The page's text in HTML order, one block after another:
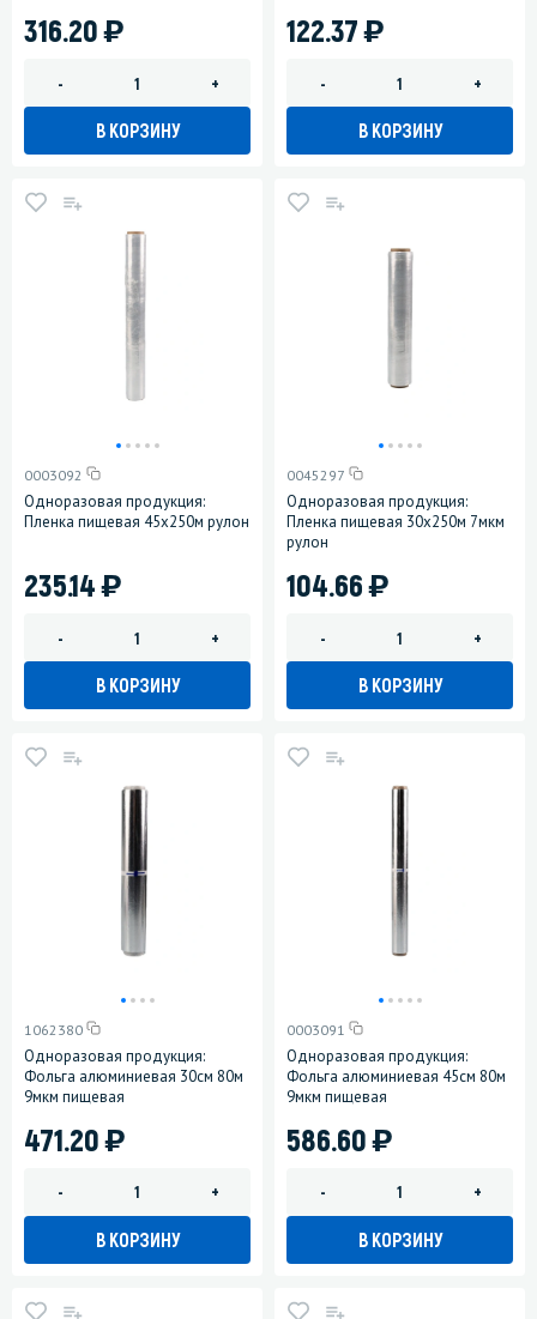
316.20)
- +
В КОРЗИНУ
122.37)
- +
В КОРЗИНУ
0003092
Одноразовая продукция:
Пленка пищевая 45х250м рулон
235.14)
- +
В КОРЗИНУ
0045297
Одноразовая продукция:
Пленка пищевая 30х250м 7мкм
рулон
104.66)
- +
В КОРЗИНУ
1062380
Одноразовая продукция:
Фольга алюминиевая 30см 80м
9мкм пищевая
471.20)
- +
В КОРЗИНУ
0003091
Одноразовая продукция:
Фольга алюминиевая 45см 80м
9мкм пищевая
586.60)
- +
В КОРЗИНУ